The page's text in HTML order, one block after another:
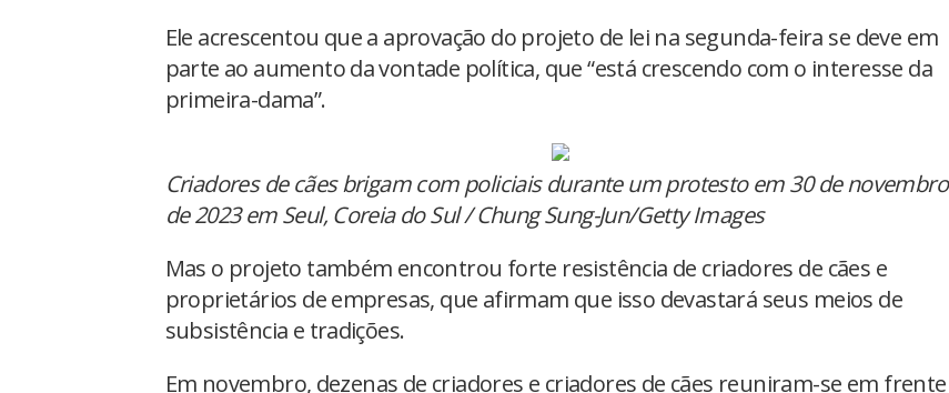
Ele acrescentou que a aprovação do projeto de lei na segunda-feira se deve em
parte ao aumento da vontade política, que “está crescendo com o interesse da
primeira-dama”.
Criadores de cães brigam com policiais durante um protesto em 30 de novembro
de 2023 em Seul, Coreia do Sul / Chung Sung-Jun/Getty Images
Mas o projeto também encontrou forte resistência de criadores de cães e
proprietários de empresas, que afirmam que isso devastará seus meios de
subsistência e tradições.
Em novembro, dezenas de criadores e criadores de cães reuniram-se em frente